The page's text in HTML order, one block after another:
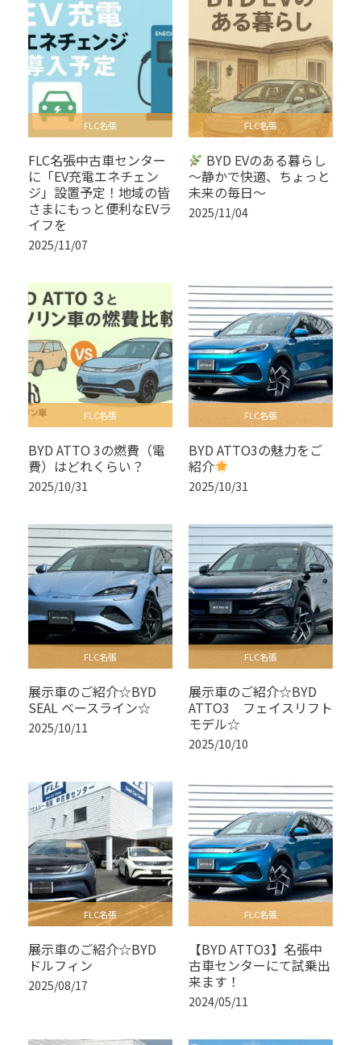
FLC名張
FLC名張中古車センター
に「EV充電エネチェン
ジ」設置予定！地域の皆
さまにもっと便利なEVラ
イフを
2025/11/07
FLC名張
BYD EVのある暮らし
〜静かで快適、ちょっと
未来の毎日〜
2025/11/04
FLC名張
BYD ATTO 3の燃費（電
費）はどれくらい？
2025/10/31
FLC名張
BYD ATTO3の魅力をご
紹介
2025/10/31
FLC名張
展示車のご紹介☆BYD
SEAL ベースライン☆
2025/10/11
FLC名張
展示車のご紹介☆BYD
ATTO3 フェイスリフト
モデル☆
2025/10/10
FLC名張
展示車のご紹介☆BYD
ドルフィン
2025/08/17
FLC名張
【BYD ATTO3】名張中
古車センターにて試乗出
来ます！
2024/05/11